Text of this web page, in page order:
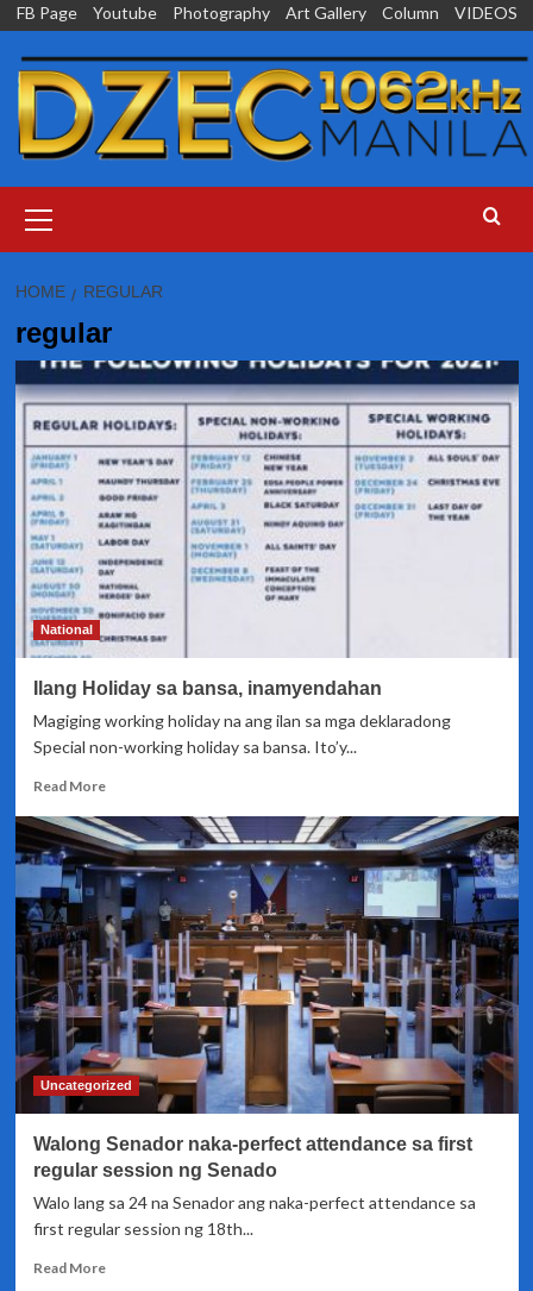
Skip
content
FB Page Youtube Photography Art Gallery Column VIDEOS
Menu
HOME REGULAR
regular
National
Ilang Holiday sa bansa, inamyendahan
Magiging working holiday na ang ilan sa mga deklaradong
Special non-working holiday sa bansa. Ito’y...
Read MoreRead
about
Ilang
Holiday
sa
bansa,
inamyendahan
Uncategorized
Walong Senador naka-perfect attendance sa first
regular session ng Senado
Walo lang sa 24 na Senador ang naka-perfect attendance sa
first regular session ng 18th...
Read MoreRead